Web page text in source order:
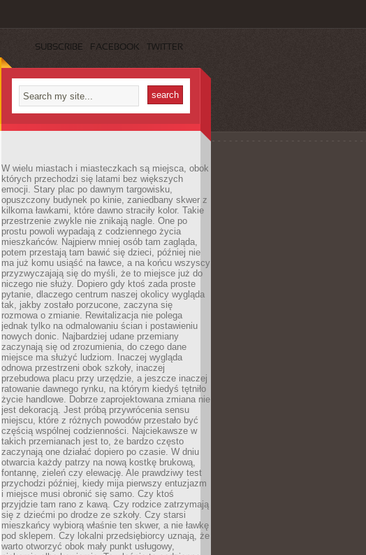
SUBSCRIBE FACEBOOK TWITTER
W wielu miastach i miasteczkach są miejsca, obok
których przechodzi się latami bez większych
emocji. Stary plac po dawnym targowisku,
opuszczony budynek po kinie, zaniedbany skwer z
kilkoma ławkami, które dawno straciły kolor. Takie
przestrzenie zwykle nie znikają nagle. One po
prostu powoli wypadają z codziennego życia
mieszkańców. Najpierw mniej osób tam zagląda,
potem przestają tam bawić się dzieci, później nie
ma już komu usiąść na ławce, a na końcu wszyscy
przyzwyczajają się do myśli, że to miejsce już do
niczego nie służy. Dopiero gdy ktoś zada proste
pytanie, dlaczego centrum naszej okolicy wygląda
tak, jakby zostało porzucone, zaczyna się
rozmowa o zmianie. Rewitalizacja nie polega
jednak tylko na odmalowaniu ścian i postawieniu
nowych donic. Najbardziej udane przemiany
zaczynają się od zrozumienia, do czego dane
miejsce ma służyć ludziom. Inaczej wygląda
odnowa przestrzeni obok szkoły, inaczej
przebudowa placu przy urzędzie, a jeszcze inaczej
ratowanie dawnego rynku, na którym kiedyś tętniło
życie handlowe. Dobrze zaprojektowana zmiana nie
jest dekoracją. Jest próbą przywrócenia sensu
miejscu, które z różnych powodów przestało być
częścią wspólnej codzienności. Najciekawsze w
takich przemianach jest to, że bardzo często
zaczynają one działać dopiero po czasie. W dniu
otwarcia każdy patrzy na nową kostkę brukową,
fontannę, zieleń czy elewację. Ale prawdziwy test
przychodzi później, kiedy mija pierwszy entuzjazm
i miejsce musi obronić się samo. Czy ktoś
przyjdzie tam rano z kawą. Czy rodzice zatrzymają
się z dziećmi po drodze ze szkoły. Czy starsi
mieszkańcy wybiorą właśnie ten skwer, a nie ławkę
pod sklepem. Czy lokalni przedsiębiorcy uznają, że
warto otworzyć obok mały punkt usługowy,